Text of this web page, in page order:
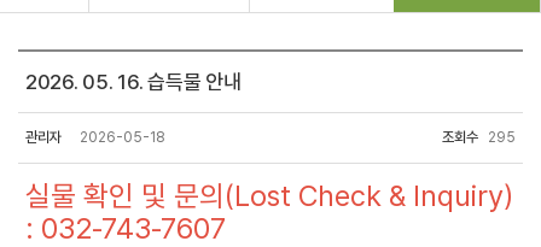
2026. 05. 16. 습득물 안내
관리자 2026-05-18 조회수 295
실물 확인 및 문의(Lost Check & Inquiry)
: 032-743-7607